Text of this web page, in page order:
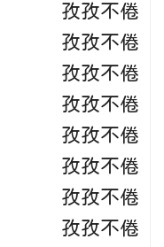
孜孜不倦
孜孜不倦
孜孜不倦
孜孜不倦
孜孜不倦
孜孜不倦
孜孜不倦
孜孜不倦